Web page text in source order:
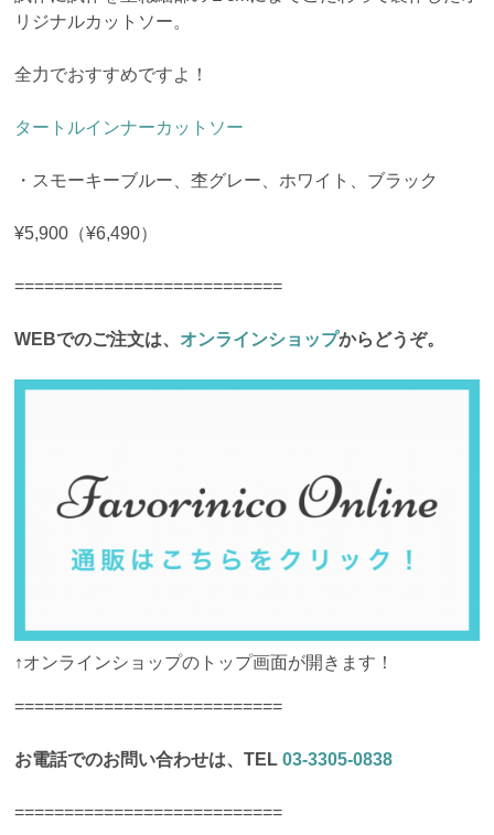
リジナルカットソー。
全力でおすすめですよ！
タートルインナーカットソー
・スモーキーブルー、杢グレー、ホワイト、ブラック
¥5,900（¥6,490）
===========================
WEBでのご注文は、 オンラインショップからどうぞ。
↑オンラインショップのトップ画面が開きます！
===========================
お電話でのお問い合わせは、TEL03-3305-0838
===========================